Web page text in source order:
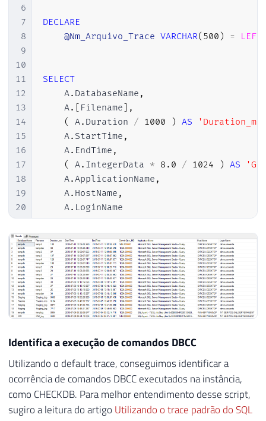
6
7
8
9
10
11
12
13
14
15
16
17
18
19
20
21
22
23
24
25
26
27
28
DECLARE
@Nm_Arquivo_Trace VARCHAR( 500 ) = LEFT
SELECT
    A
. DatabaseName ,
    A
. [ Filename] ,
(
A. Duration / 1000 ) AS
    A
. StartTime ,
    A
. EndTime ,
(
A. IntegerData * 8.0 / 1024 ) AS
    A
.ApplicationName ,
    A
. HostName ,
    A
.
FROM
    ::fn_trace_gettable
(@Nm_Arquivo_Trace
WHERE
    A
.EventClass >= 92
AND A .EventClass <= 95
AND A .ServerName = @@servername
ORDER BY
    A
.StartTime DESC
Identifica a execução de comandos DBCC
Utilizando o default trace, conseguimos identificar a
ocorrência de comandos DBCC executados na instância,
como CHECKDB. Para melhor entendimento desse script,
sugiro a leitura do artigo Utilizando o trace padrão do SQL